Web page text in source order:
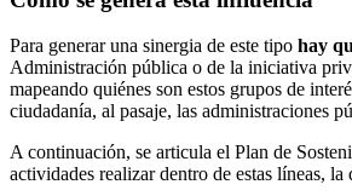
Para generar una sinergia de este tipo hay
Administración pública o de la iniciativa
mapeando quiénes son estos grupos de
ciudadanía, al pasaje, las administraciones
A continuación, se articula el Plan de
actividades realizar dentro de estas líneas,